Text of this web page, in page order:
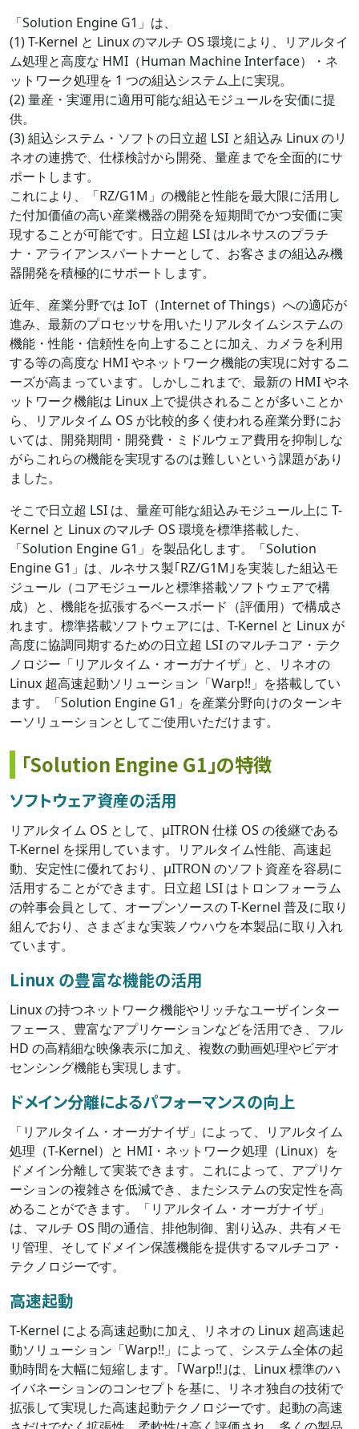
「Solution Engine G1」は、
(1) T-Kernel と Linux のマルチ OS 環境により、リアルタイ
ム処理と高度な HMI（Human Machine Interface）・ネ
ットワーク処理を 1 つの組込システム上に実現。
(2) 量産・実運用に適用可能な組込モジュールを安価に提
供。
(3) 組込システム・ソフトの日立超 LSI と組込み Linux のリ
ネオの連携で、仕様検討から開発、量産までを全面的にサ
ポートします。
これにより、「RZ/G1M」の機能と性能を最大限に活用し
た付加価値の高い産業機器の開発を短期間でかつ安価に実
現することが可能です。日立超 LSI はルネサスのプラチ
ナ・アライアンスパートナーとして、お客さまの組込み機
器開発を積極的にサポートします。
近年、産業分野では IoT（Internet of Things）への適応が
進み、最新のプロセッサを用いたリアルタイムシステムの
機能・性能・信頼性を向上することに加え、カメラを利用
する等の高度な HMI やネットワーク機能の実現に対するニ
ーズが高まっています。しかしこれまで、最新の HMI やネ
ットワーク機能は Linux 上で提供されることが多いことか
ら、リアルタイム OS が比較的多く使われる産業分野にお
いては、開発期間・開発費・ミドルウェア費用を抑制しな
がらこれらの機能を実現するのは難しいという課題があり
ました。
そこで日立超 LSI は、量産可能な組込みモジュール上に T-
Kernel と Linux のマルチ OS 環境を標準搭載した、
「Solution Engine G1」を製品化します。「Solution
Engine G1」は、ルネサス製｢RZ/G1M｣を実装した組込モ
ジュール（コアモジュールと標準搭載ソフトウェアで構
成）と、機能を拡張するベースボード（評価用）で構成さ
れます。標準搭載ソフトウェアには、T-Kernel と Linux が
高度に協調同期するための日立超 LSI のマルチコア・テク
ノロジー「リアルタイム・オーガナイザ」と、リネオの
Linux 超高速起動ソリューション「Warp!!」を搭載してい
ます。「Solution Engine G1」を産業分野向けのターンキ
ーソリューションとしてご使用いただけます。
「Solution Engine G1」の特徴
ソフトウェア資産の活用
リアルタイム OS として、μITRON 仕様 OS の後継である
T-Kernel を採用しています。リアルタイム性能、高速起
動、安定性に優れており、μITRON のソフト資産を容易に
活用することができます。日立超 LSI はトロンフォーラム
の幹事会員として、オープンソースの T-Kernel 普及に取り
組んでおり、さまざまな実装ノウハウを本製品に取り入れ
ています。
Linux の豊富な機能の活用
Linux の持つネットワーク機能やリッチなユーザインター
フェース、豊富なアプリケーションなどを活用でき、フル
HD の高精細な映像表示に加え、複数の動画処理やビデオ
センシング機能も実現します。
ドメイン分離によるパフォーマンスの向上
「リアルタイム・オーガナイザ」によって、リアルタイム
処理（T-Kernel）と HMI・ネットワーク処理（Linux）を
ドメイン分離して実装できます。これによって、アプリケ
ーションの複雑さを低減でき、またシステムの安定性を高
めることができます。「リアルタイム・オーガナイザ」
は、マルチ OS 間の通信、排他制御、割り込み、共有メモ
リ管理、そしてドメイン保護機能を提供するマルチコア・
テクノロジーです。
高速起動
T-Kernel による高速起動に加え、リネオの Linux 超高速起
動ソリューション「Warp!!」によって、システム全体の起
動時間を大幅に短縮します。｢Warp!!｣は、Linux 標準のハ
イバネーションのコンセプトを基に、リネオ独自の技術で
拡張して実現した高速起動テクノロジーです。起動の高速